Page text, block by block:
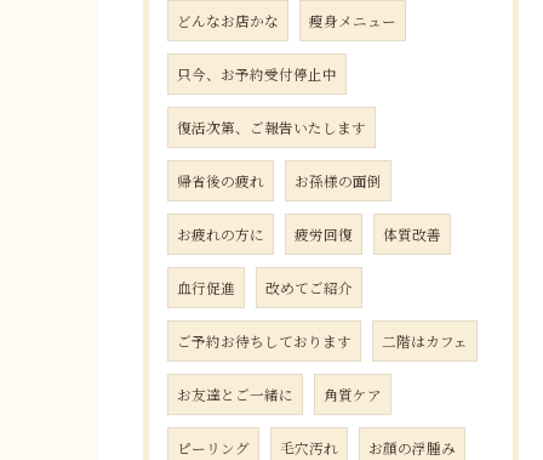
どんなお店かな 瘦身メニュー
只今、お予約受付停止中
復活次第、ご報告いたします
帰省後の疲れ お孫様の面倒
お疲れの方に 疲労回復 体質改善
血行促進 改めてご紹介
ご予約お待ちしております 二階はカフェ
お友達とご一緒に 角質ケア
ピーリング 毛穴汚れ お顔の浮腫み